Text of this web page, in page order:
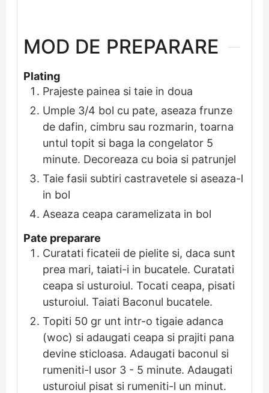
MOD DE PREPARARE
Plating
Prajeste painea si taie in doua
Umple 3/4 bol cu pate, aseaza frunze
de dafin, cimbru sau rozmarin, toarna
untul topit si baga la congelator 5
minute. Decoreaza cu boia si patrunjel
Taie fasii subtiri castravetele si aseaza-l
in bol
Aseaza ceapa caramelizata in bol
Pate preparare
Curatati ficateii de pielite si, daca sunt
prea mari, taiati-i in bucatele. Curatati
ceapa si usturoiul. Tocati ceapa, pisati
usturoiul. Taiati Baconul bucatele.
Topiti 50 gr unt intr-o tigaie adanca
(woc) si adaugati ceapa si prajiti pana
devine sticloasa. Adaugati baconul si
rumeniti-l usor 3 - 5 minute. Adaugati
usturoiul pisat si rumeniti-l un minut.